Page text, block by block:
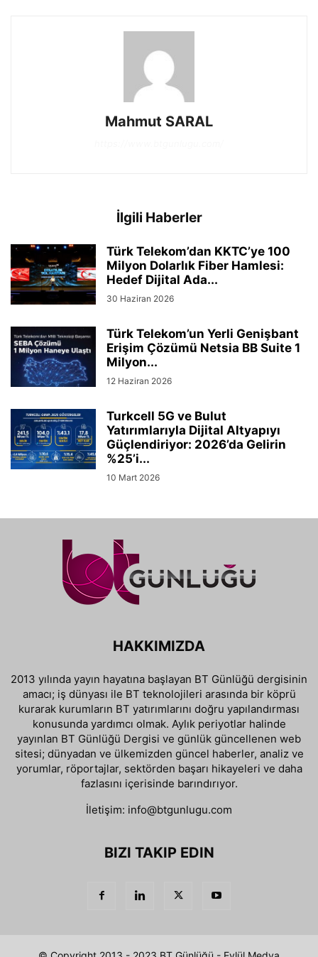
Mahmut SARAL
İlgili Haberler
Türk Telekom’dan KKTC’ye 100
Milyon Dolarlık Fiber Hamlesi:
Hedef Dijital Ada...
30 Haziran 2026
Türk Telekom’un Yerli Genişbant
Erişim Çözümü Netsia BB Suite 1
Milyon...
12 Haziran 2026
Turkcell 5G ve Bulut
Yatırımlarıyla Dijital Altyapıyı
Güçlendiriyor: 2026’da Gelirin
%25’i...
10 Mart 2026
HAKKIMIZDA
2013 yılında yayın hayatına başlayan BT Günlüğü dergisinin
amacı; iş dünyası ile BT teknolojileri arasında bir köprü
kurarak kurumların BT yatırımlarını doğru yapılandırması
konusunda yardımcı olmak. Aylık periyotlar halinde
yayınlan BT Günlüğü Dergisi ve günlük güncellenen web
sitesi; dünyadan ve ülkemizden güncel haberler, analiz ve
yorumlar, röportajlar, sektörden başarı hikayeleri ve daha
fazlasını içerisinde barındırıyor.
İletişim: info@btgunlugu.com
BIZI TAKIP EDIN